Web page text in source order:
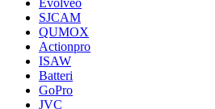
Evolveo
SJCAM
QUMOX
Actionpro
ISAW
Batteri
GoPro
JVC